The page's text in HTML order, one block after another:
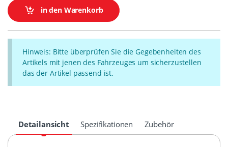
in den Warenkorb
Hinweis: Bitte überprüfen Sie die Gegebenheiten des
Artikels mit jenen des Fahrzeuges um sicherzustellen
das der Artikel passend ist.
Detailansicht Spezifikationen Zubehör